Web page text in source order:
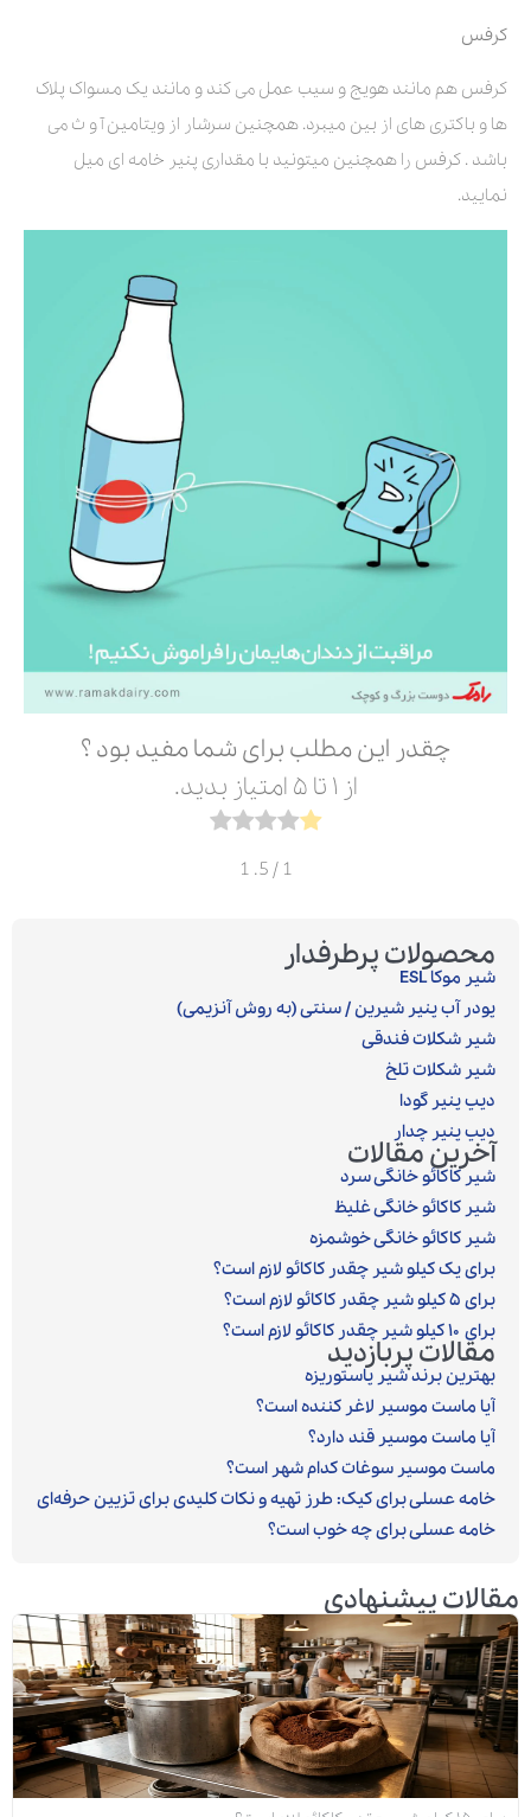
کرفس
کرفس هم مانند هویج و سیب عمل می کند و مانند یک مسواک پلاک
ها و باکتری های از بین میبرد. همچنین سرشار از ویتامین آ و ث می
باشد . کرفس را همچنین میتونید با مقداری پنیر خامه ای میل
نمایید.
چقدر این مطلب برای شما مفید بود ؟
از ۱ تا ۵ امتیاز بدید.
1
/ 5.
1
محصولات پرطرفدار
شیر موکا ESL
پودر آب پنیر شیرین / سنتی (به روش آنزیمی)‎
شیر شکلات فندقی
شیر شکلات تلخ
دیپ پنیر گودا
دیپ پنیر چدار
آخرین مقالات
شیر کاکائو خانگی سرد
شیر کاکائو خانگی غلیظ
شیر کاکائو خانگی خوشمزه
برای یک کیلو شیر چقدر کاکائو لازم است؟
برای ۵ کیلو شیر چقدر کاکائو لازم است؟
برای ۱۰ کیلو شیر چقدر کاکائو لازم است؟
مقالات پربازدید
بهترین برند شیر پاستوریزه
آیا ماست موسیر لاغر کننده است؟
آیا ماست موسیر قند دارد؟
ماست موسیر سوغات کدام شهر است؟
خامه عسلی برای کیک: طرز تهیه و نکات کلیدی برای تزیین حرفه‌ای
خامه عسلی برای چه خوب است؟
مقالات پیشنهادی